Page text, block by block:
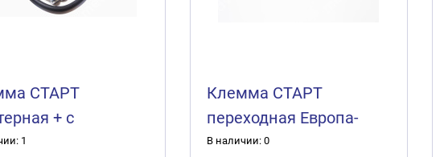
СТАРТ
+ с
1м. 35мм.
1
Клемма СТАРТ
переходная Европа-
Япония (свинец)
В наличии: 0